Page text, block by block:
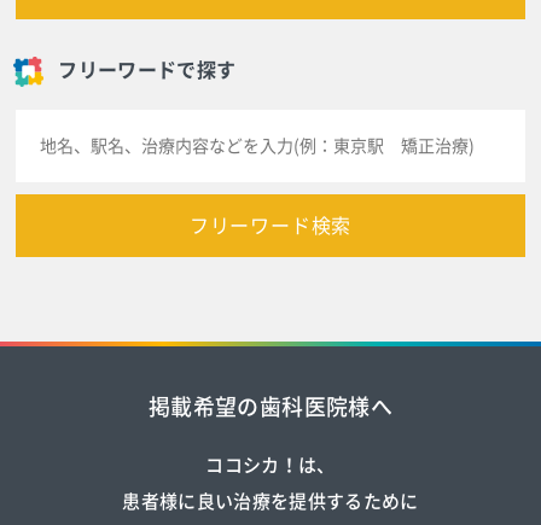
フリーワードで探す
フリーワード検索
掲載希望の歯科医院様へ
ココシカ！は、
患者様に良い治療を提供するために